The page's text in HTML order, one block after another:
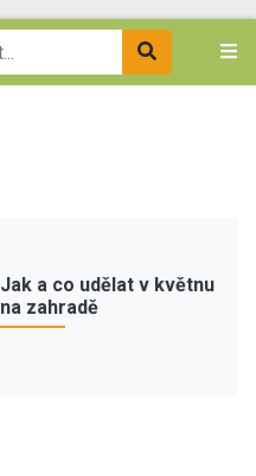
Jak a co udělat v květnu
na zahradě